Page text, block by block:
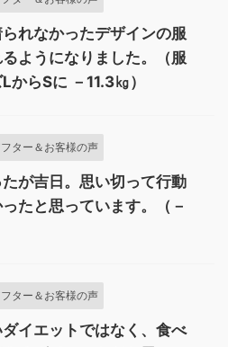
れなかったデザインの服
るようになりました。（服
からSに －11.3㎏）
ター＆お客様の声
が吉日。思い切って行動
たと思っています。（－
ター＆お客様の声
イエットではなく、食べ